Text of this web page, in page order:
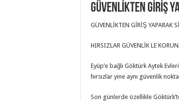
GÜVENLİKTEN GİRİŞ
GÜVENLİKTEN GİRİŞ YAPARAK
HIRSIZLAR GÜVENLİK LE
Eyüp’e bağlı Göktürk Aytek
hırsızlar yine aynı güvenlik
Son günlerde özellikle